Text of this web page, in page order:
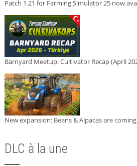
Patch 1.21 for Farming Simulator 25 now
Barnyard Meetup: Cultivator Recap (April
New expansion: Beans & Alpacas are
DLC à la une